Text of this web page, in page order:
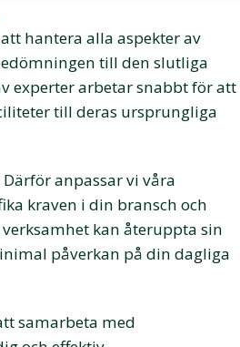
hantera alla aspekter av
till den slutliga
experter arbetar snabbt för att
till deras ursprungliga
anpassar vi våra
kraven i din bransch och
kan återuppta sin
påverkan på din dagliga
samarbeta med